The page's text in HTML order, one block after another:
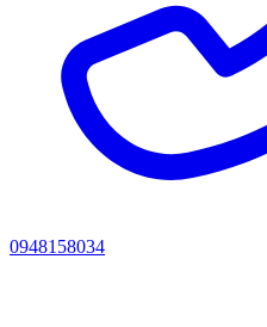
0948158034